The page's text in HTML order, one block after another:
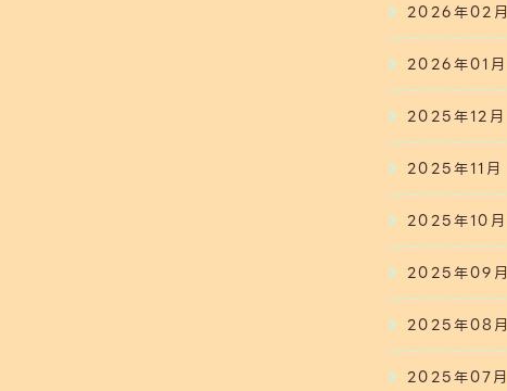
2026年02月
2026年01月
2025年12月
2025年11月
2025年10月
2025年09月
2025年08月
2025年07月